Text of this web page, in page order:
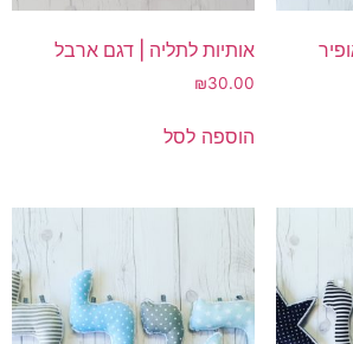
אותיות לתליה | דגם ארבל
₪30.00
הוספה לסל